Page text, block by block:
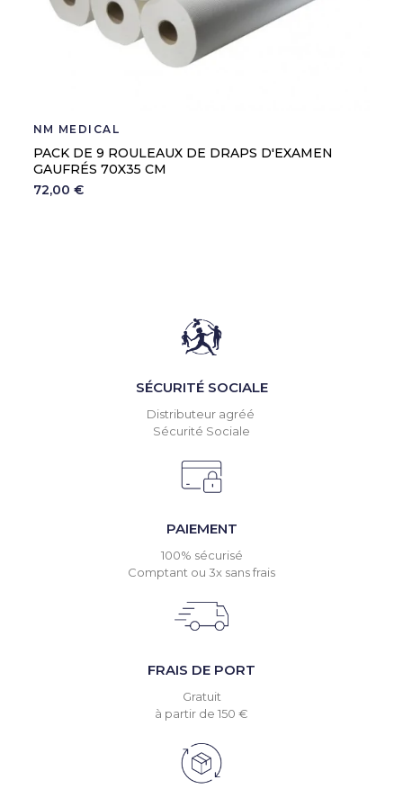
NM MEDICAL
PACK DE 9 ROULEAUX DE DRAPS D'EXAMEN
GAUFRÉS 70X35 CM
72,00 €
SÉCURITÉ SOCIALE
Distributeur agréé
Sécurité Sociale
PAIEMENT
100% sécurisé
Comptant ou 3x sans frais
FRAIS DE PORT
Gratuit
à partir de 150 €